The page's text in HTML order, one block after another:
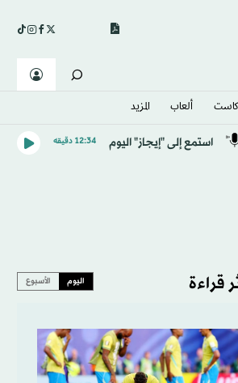
ألعاب المزيد
استمع إلى "إيجاز" اليوم 12:34 دقيقه
قراءة اليوم الأسبوع